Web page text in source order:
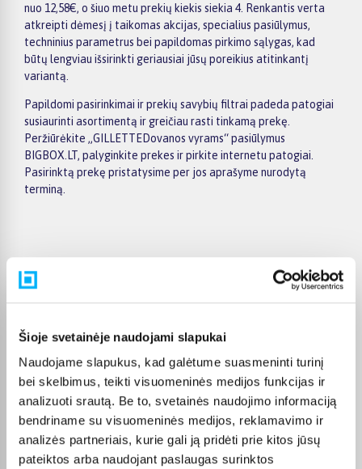
Šioje svetainėje naudojami slapukai
Naudojame slapukus, kad galėtume suasmeninti turinį
bei skelbimus, teikti visuomeninės medijos funkcijas ir
analizuoti srautą. Be to, svetainės naudojimo informaciją
bendriname su visuomeninės medijos, reklamavimo ir
analizės partneriais, kurie gali ją pridėti prie kitos jūsų
pateiktos arba naudojant paslaugas surinktos
nuo 12,58€, o šiuo metu prekių kiekis siekia 4. Renkantis verta
atkreipti dėmesį į taikomas akcijas, specialius pasiūlymus,
techninius parametrus bei papildomas pirkimo sąlygas, kad
būtų lengviau išsirinkti geriausiai jūsų poreikius atitinkantį
variantą.
Papildomi pasirinkimai ir prekių savybių filtrai padeda patogiai
susiaurinti asortimentą ir greičiau rasti tinkamą prekę.
Peržiūrėkite „GILLETTEDovanos vyrams“ pasiūlymus
BIGBOX.LT, palyginkite prekes ir pirkite internetu patogiai.
Pasirinktą prekę pristatysime per jos aprašyme nurodytą
terminą.
Pirkėjų atsiliepimai apie prekes
Edvardas B.
Patvirtintas pirkėjas
Robertas J.
Patvirtintas pirkėjas
Viskas puiku. Labai patenkintas pirkiniu.